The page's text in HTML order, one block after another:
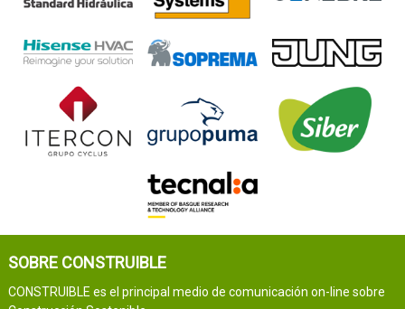
SOBRE CONSTRUIBLE
CONSTRUIBLE es el principal medio de comunicación on-line sobre